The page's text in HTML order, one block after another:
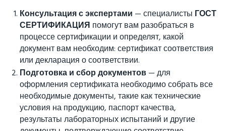
Консультация с экспертами — специалисты ГОСТ
СЕРТИФИКАЦИЯ помогут вам разобраться в
процессе сертификации и определят, какой
документ вам необходим: сертификат соответствия
или декларация о соответствии.
Подготовка и сбор документов— для
оформления сертификата необходимо собрать все
необходимые документы, такие как технические
условия на продукцию, паспорт качества,
результаты лабораторных испытаний и другие